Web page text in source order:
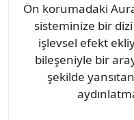
Ön korumadaki
sisteminize bir
işlevsel efekt
bileşeniyle bir
şekilde